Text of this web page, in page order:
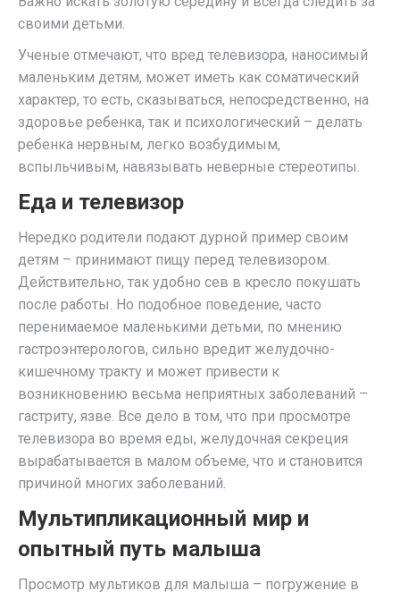
своими детьми.
Ученые отмечают, что вред телевизора, наносимый
маленьким детям, может иметь как соматический
характер, то есть, сказываться, непосредственно, на
здоровье ребенка, так и психологический – делать
ребенка нервным, легко возбудимым,
вспыльчивым, навязывать неверные стереотипы.
Еда и телевизор
Нередко родители подают дурной пример своим
детям – принимают пищу перед телевизором.
Действительно, так удобно сев в кресло покушать
после работы. Но подобное поведение, часто
перенимаемое маленькими детьми, по мнению
гастроэнтерологов, сильно вредит желудочно-
кишечному тракту и может привести к
возникновению весьма неприятных заболеваний –
гастриту, язве. Все дело в том, что при просмотре
телевизора во время еды, желудочная секреция
вырабатывается в малом объеме, что и становится
причиной многих заболеваний.
Мультипликационный мир и
опытный путь малыша
Просмотр мультиков для малыша – погружение в